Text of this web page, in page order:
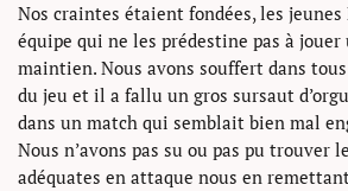
Nos craintes étaient fondées, les
équipe qui ne les prédestine pas à
maintien. Nous avons souffert dans
du jeu et il a fallu un gros sursaut
dans un match qui semblait bien mal
Nous n’avons pas su ou pas pu trouver
adéquates en attaque nous en